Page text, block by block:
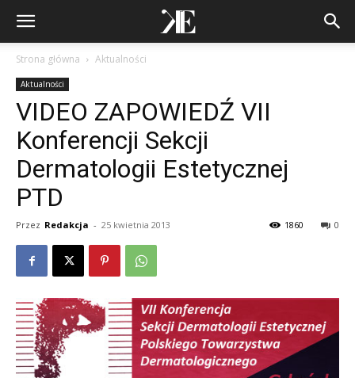
Strona główna Aktualności
Aktualności
VIDEO ZAPOWIEDŹ VII
Konferencji Sekcji
Dermatologii Estetycznej
PTD
Przez Redakcja - 25 kwietnia 2013 0
1860